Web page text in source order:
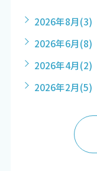
2026年8月(3)
2026年6月(8)
2026年4月(2)
2026年2月(5)